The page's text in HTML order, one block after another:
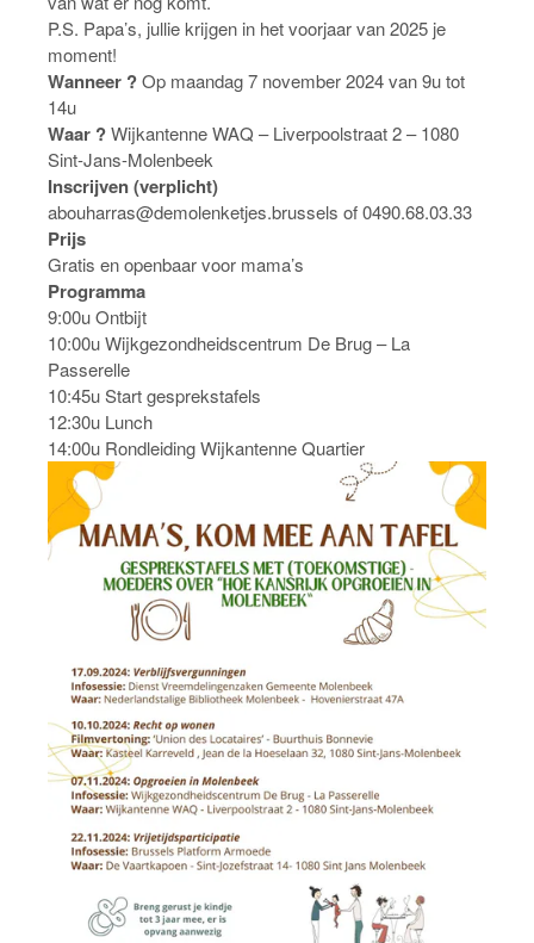
P.S. Papa’s, jullie krijgen in het voorjaar van 2025 je
moment!
Wanneer ?Op maandag 7 november 2024 van 9u tot
14u
Waar ?Wijkantenne WAQ – Liverpoolstraat 2 – 1080
Sint-Jans-Molenbeek
Inscrijven (verplicht)
abouharras@demolenketjes.brussels of 0490.68.03.33
Prijs
Gratis en openbaar voor mama’s
Programma
9:00u Ontbijt
10:00u Wijkgezondheidscentrum De Brug – La
Passerelle
10:45u Start gesprekstafels
12:30u Lunch
14:00u Rondleiding Wijkantenne Quartier